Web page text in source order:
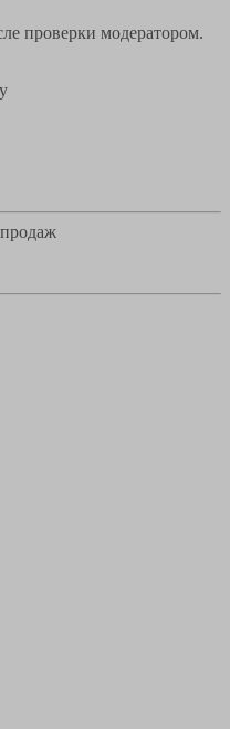
проверки модератором.